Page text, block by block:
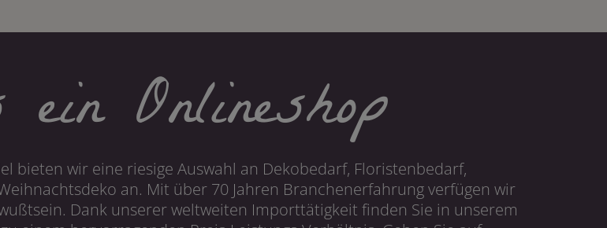
Onlineshop
bieten wir eine riesige Auswahl an Dekobedarf, Floristenbedarf,
an. Mit über 70 Jahren Branchenerfahrung verfügen wir
Dank unserer weltweiten Importtätigkeit finden Sie in unserem